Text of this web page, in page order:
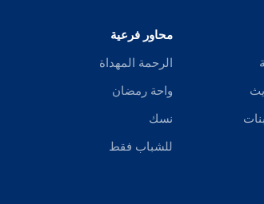
محاور فرعية
الرحمة المهداة
واحة رمضان
نسك
للشباب فقط